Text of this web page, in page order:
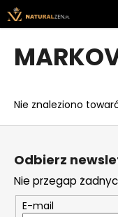
Przejść
do
treści
Nie znaleziono
K
o
powrotem
powrotem
z
e
g
o
s
z
u
S
Odbierz
Nie przegap
E-mail